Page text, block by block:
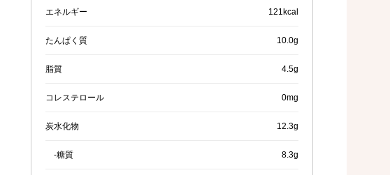
エネルギー 121kcal
たんぱく質 10.0g
脂質 4.5g
コレステロール 0mg
炭水化物 12.3g
-糖質 8.3g